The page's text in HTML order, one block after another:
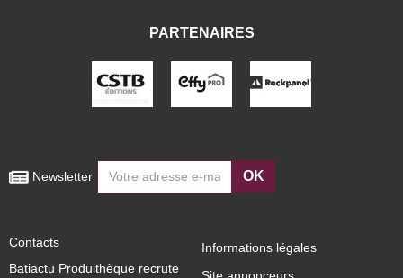
PARTENAIRES
Newsletter OK
Contacts
Batiactu Produithèque recrute
Informations légales